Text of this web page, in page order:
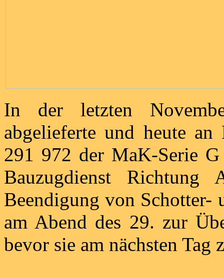
In der letzten
abgelieferte und heute
291 972 der MaK-Serie
Bauzugdienst Richtung
Beendigung von Schotter-
am Abend des 29. zur
bevor sie am nächsten